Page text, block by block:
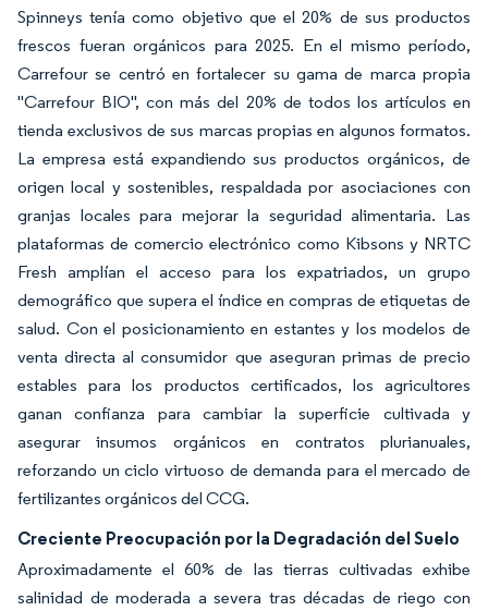
Spinneys tenía como objetivo que el 20% de sus productos
frescos fueran orgánicos para 2025. En el mismo período,
Carrefour se centró en fortalecer su gama de marca propia
"Carrefour BIO", con más del 20% de todos los artículos en
tienda exclusivos de sus marcas propias en algunos formatos.
La empresa está expandiendo sus productos orgánicos, de
origen local y sostenibles, respaldada por asociaciones con
granjas locales para mejorar la seguridad alimentaria. Las
plataformas de comercio electrónico como Kibsons y NRTC
Fresh amplían el acceso para los expatriados, un grupo
demográfico que supera el índice en compras de etiquetas de
salud. Con el posicionamiento en estantes y los modelos de
venta directa al consumidor que aseguran primas de precio
estables para los productos certificados, los agricultores
ganan confianza para cambiar la superficie cultivada y
asegurar insumos orgánicos en contratos plurianuales,
reforzando un ciclo virtuoso de demanda para el mercado de
fertilizantes orgánicos del CCG.
Creciente Preocupación por la Degradación del Suelo
Aproximadamente el 60% de las tierras cultivadas exhibe
salinidad de moderada a severa tras décadas de riego con